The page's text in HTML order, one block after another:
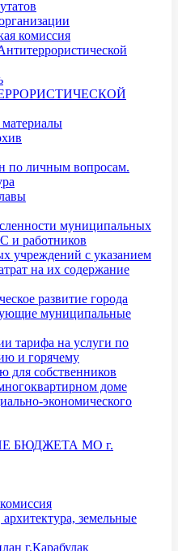
комиссия
по личным вопросам.
муниципальных
и работников
учреждений с указанием
на их содержание
развитие города
муниципальные
тарифа на услуги по
и горячему
для собственников
доме
экономического
БЮДЖЕТА МО г.
архитектура, земельные
г.Карабулак